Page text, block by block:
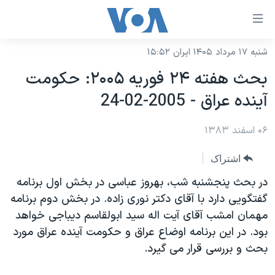
لینکهای
دسترسی
جهش
به
محتوای
اصلی
اصلی
جهش
به
جستجو
نسخه سبک وب‌سایت
موضوع ها
ایران
آمریکا
ورزشی
گزیده‌ها
برنامه های تلویزیونی
جدول برنامه ها
صفحه‌های ویژه
جام جهانی ۲۰۲۶
عملیات خشم حماسی
فرکانس‌های صدای آمریکا
پخش رادیویی
یادگیری زبان انگلیسی
شنبه ۱۷ مرداد ۱۴۰۵ ایران ۱۵:۵۲
بحث هفته ۲۴ فوريه ۲۰۰۵: حکومت
آينده عراق - 2005-02-24
۰۶ اسفند ۱۳۸۳
اشتراک
در بحث پنجشنبه شب، بهروز عباسی در بخش اول برنامه
گفتگويی دارد با آقای دکتر نوری زاده. در بخش دوم برنامه
مهمان امشب آقای آيت اله سيد ابولقاسم ديباجی خواهد
بود. در اين برنامه اوضاع عراق و حکومت آينده عراق مورد
بحث و بررسی قرار می گيرد.